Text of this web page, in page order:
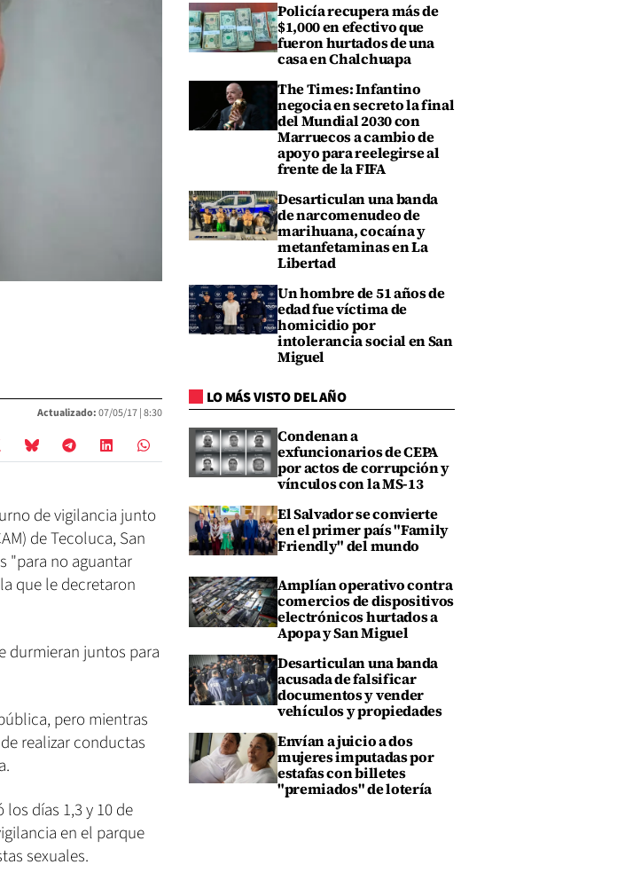
Actualizado:07/05/17 |8:30
de vigilancia junto
de Tecoluca, San
"para no aguantar
que le decretaron
durmieran juntos para
pero mientras
realizar conductas
días 1,3 y 10 de
en el parque
sexuales.
Policía recupera más de
$1,000 en efectivo que
fueron hurtados de una
casa en Chalchuapa
The Times: Infantino
negocia en secreto la final
del Mundial 2030 con
Marruecos a cambio de
apoyo para reelegirse al
frente de la FIFA
Desarticulan una banda
de narcomenudeo de
marihuana, cocaína y
metanfetaminas en La
Libertad
Un hombre de 51 años de
edad fue víctima de
homicidio por
intolerancia social en San
Miguel
LO MÁS VISTO DEL AÑO
Condenan a
exfuncionarios de CEPA
por actos de corrupción y
vínculos con la MS-13
El Salvador se convierte
en el primer país "Family
Friendly" del mundo
Amplían operativo contra
comercios de dispositivos
electrónicos hurtados a
Apopa y San Miguel
Desarticulan una banda
acusada de falsificar
documentos y vender
vehículos y propiedades
Envían a juicio a dos
mujeres imputadas por
estafas con billetes
"premiados" de lotería